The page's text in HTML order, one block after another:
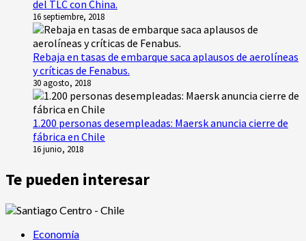
del TLC con China.
16 septiembre, 2018
Rebaja en tasas de embarque saca aplausos de aerolíneas
y críticas de Fenabus.
30 agosto, 2018
1.200 personas desempleadas: Maersk anuncia cierre de
fábrica en Chile
16 junio, 2018
Te pueden interesar
Economía